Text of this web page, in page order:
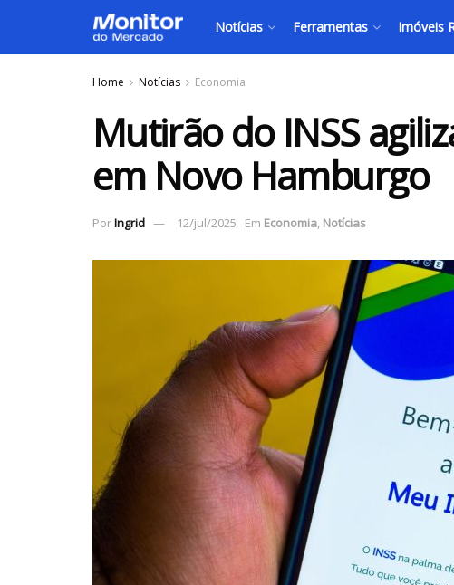
Notícias Ferramentas Imóveis
Home Notícias Economia
Mutirão do INSS
em Novo Hamburgo
PorIngrid 12/jul/2025 Em Economia, Notícias